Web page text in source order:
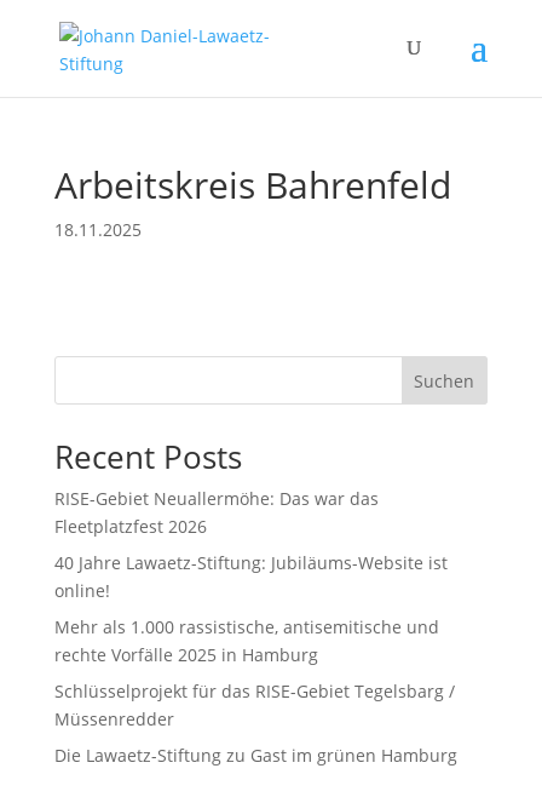
Arbeitskreis Bahrenfeld
18.11.2025
Suchen
Recent Posts
RISE-Gebiet Neuallermöhe: Das war das
Fleetplatzfest 2026
40 Jahre Lawaetz-Stiftung: Jubiläums-Website ist
online!
Mehr als 1.000 rassistische, antisemitische und
rechte Vorfälle 2025 in Hamburg
Schlüsselprojekt für das RISE-Gebiet Tegelsbarg /
Müssenredder
Die Lawaetz-Stiftung zu Gast im grünen Hamburg